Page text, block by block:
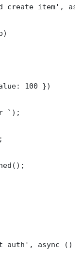
create item',
100 })
`);
auth', async ()